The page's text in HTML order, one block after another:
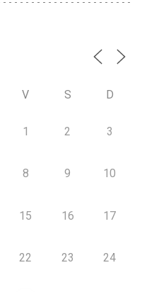
V S D
1 2 3
8 9 10
15 16 17
22 23 24